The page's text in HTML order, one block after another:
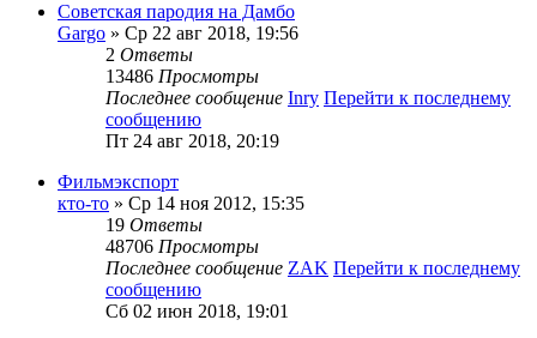
Советская пародия на Дамбо
Gargo » Ср 22 авг 2018, 19:56
2 Ответы
13486 Просмотры
Последнее сообщение Inry Перейти к последнему
сообщению
Пт 24 авг 2018, 20:19
Фильмэкспорт
кто-то » Ср 14 ноя 2012, 15:35
19 Ответы
48706 Просмотры
Последнее сообщение ZAK Перейти к последнему
сообщению
Сб 02 июн 2018, 19:01